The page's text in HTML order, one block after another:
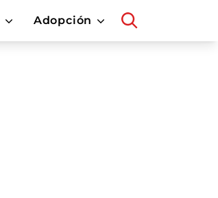
Adopción